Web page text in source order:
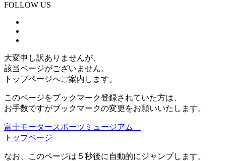
FOLLOW US
大変申し訳ありませんが、
該当ページがございません。
トップページへご案内します。
このページをブックマーク登録されていた方は、
お手数ですがブックマークの変更をお願いいたします。
富士モータースポーツミュージアム
トップページ
なお、このページは５秒後に自動的にジャンプします。